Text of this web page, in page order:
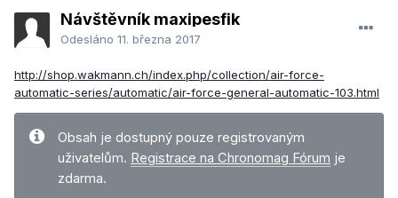
Návštěvník maxipesfik
Odesláno 11. března 2017
http://shop.wakmann.ch/index.php/collection/air-force-
automatic-series/automatic/air-force-general-automatic-103.html
Obsah je dostupný pouze registrovaným
uživatelům. Registrace na Chronomag Fórum je
zdarma.